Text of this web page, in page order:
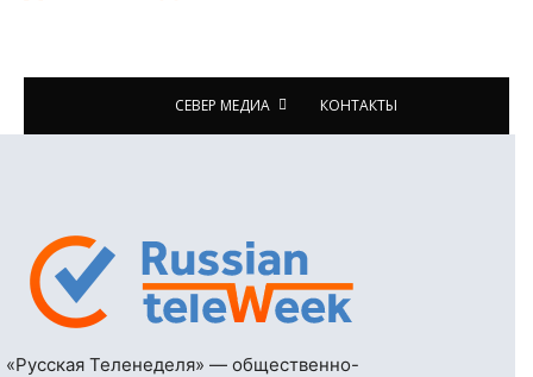
СЕВЕР МЕДИА КОНТАКТЫ
«Русская Теленеделя» — общественно-